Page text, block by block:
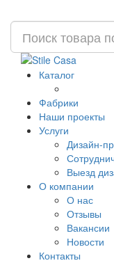
Каталог
Фабрики
Наши проекты
Услуги
Дизайн-
Выезд
О компании
О нас
Отзывы
Вакансии
Новости
Контакты